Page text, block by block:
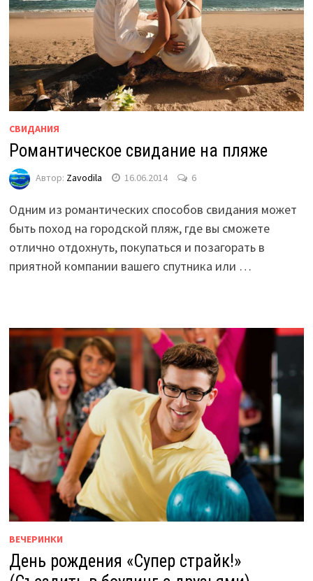
СВИДАНИЯ
Романтическое свидание на пляже
Автор: Zavodila 16.06.2014 6
Одним из романтических способов свидания может
быть поход на городской пляж, где вы сможете
отлично отдохнуть, покупаться и позагорать в
приятной компании вашего спутника или …
ВЕЧЕРИНКИ
День рождения «Супер страйк!»